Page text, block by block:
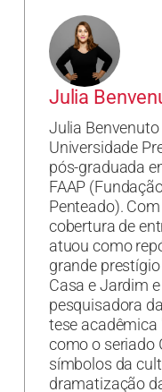
Julia
Julia
Universidade
pós-graduada
FAAP
Penteado).
cobertura de
atuou como
grande
Casa e Jardim
pesquisadora
tese acadêmica
como o seriado
símbolos da
dramatização